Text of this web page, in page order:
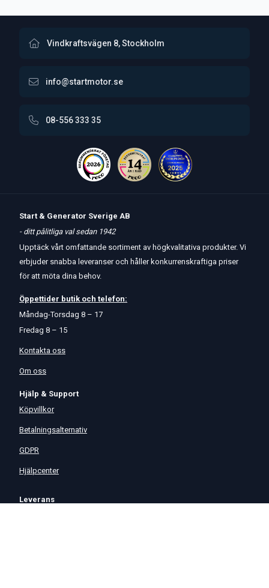
Vindkraftsvägen 8, Stockholm
info@startmotor.se
08-556 333 35
Start & Generator Sverige AB
- ditt pålitliga val sedan 1942
Upptäck vårt omfattande sortiment av högkvalitativa produkter. Vi
erbjuder snabba leveranser och håller konkurrenskraftiga priser
för att möta dina behov.
Öppettider butik och telefon:
Måndag-Torsdag 8 – 17
Fredag 8 – 15
Kontakta oss
Om oss
Hjälp & Support
Köpvillkor
Betalningsalternativ
GDPR
Hjälpcenter
Leverans